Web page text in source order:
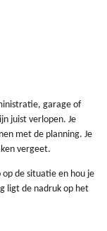
garage of
juist verlopen. Je
met de planning. Je
vergeet.
de situatie en hou je
ligt de nadruk op het